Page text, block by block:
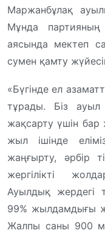
Маржанбұлақ
Мұнда партияның
аясында мектеп
сумен қамту
«Бүгінде ел
тұрады. Біз ауыл
жақсарту үшін
жыл ішінде
жаңғырту, әрбір
жергілікті
Ауылдық жердегі
99% жылдамдығы
Жалпы саны 900